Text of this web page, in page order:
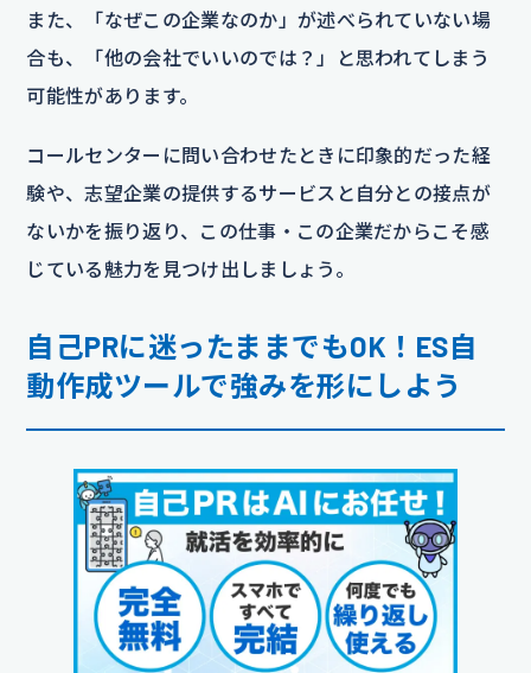
また、「なぜこの企業なのか」が述べられていない場
合も、「他の会社でいいのでは？」と思われてしまう
可能性があります。
コールセンターに問い合わせたときに印象的だった経
験や、志望企業の提供するサービスと自分との接点が
ないかを振り返り、この仕事・この企業だからこそ感
じている魅力を見つけ出しましょう。
自己PRに迷ったままでもOK！ES自
動作成ツールで強みを形にしよう